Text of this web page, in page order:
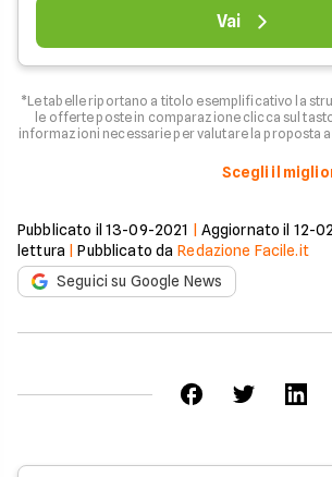
Vai
*Le tabelle riportano a titolo esemplificativo la
le offerte poste in comparazione clicca sul
informazioni necessarie per valutare la proposta
Scegli il
Pubblicato il 13-09-2021 Aggiornato il 12-
lettura |Pubblicato da Redazione Facile.it
Seguici su Google News